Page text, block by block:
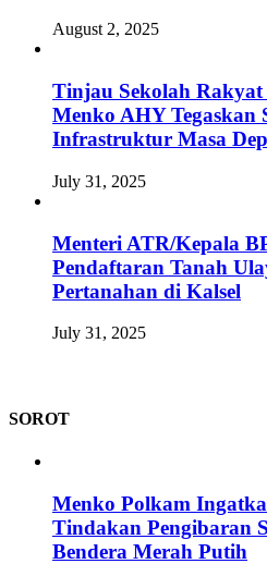
August 2, 2025
Tinjau Sekolah
Menko AHY Tegaskan
Infrastruktur Masa
July 31, 2025
Menteri ATR/Kepala
Pendaftaran Tanah
Pertanahan di Kalsel
July 31, 2025
SOROT
Menko Polkam
Tindakan Pengibaran
Bendera Merah Putih